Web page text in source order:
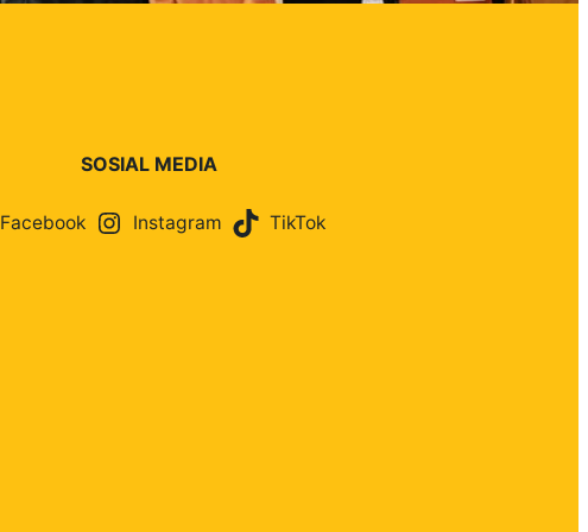
SOSIAL MEDIA
Facebook Instagram TikTok